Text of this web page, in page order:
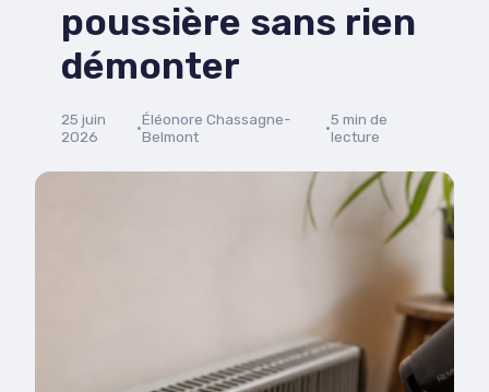
poussière sans rien
démonter
25 juin
2026
·Éléonore Chassagne-
Belmont
·5 min de
lecture